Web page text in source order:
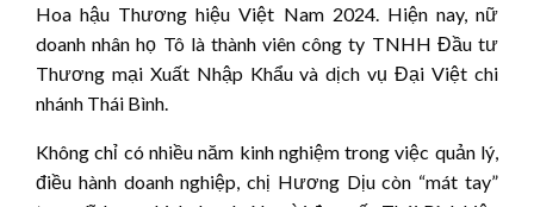
Hoa hậu Thương hiệu Việt Nam 2024. Hiện nay, nữ
doanh nhân họ Tô là thành viên công ty TNHH Đầu tư
Thương mại Xuất Nhập Khẩu và dịch vụ Đại Việt chi
nhánh Thái Bình.
Không chỉ có nhiều năm kinh nghiệm trong việc quản lý,
điều hành doanh nghiệp, chị Hương Dịu còn “mát tay”